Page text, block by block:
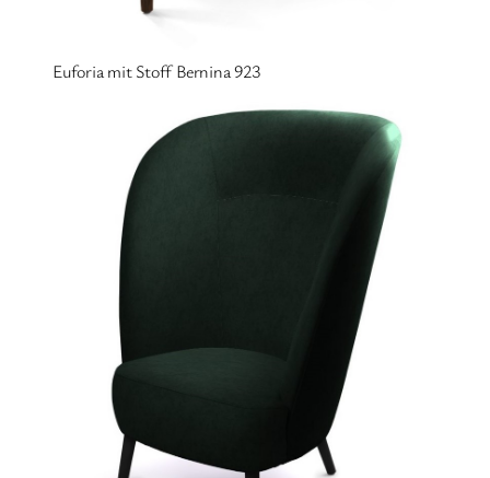
Euforia mit Stoff Bernina 923